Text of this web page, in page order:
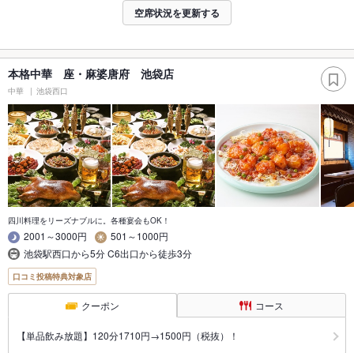
空席状況を更新する
本格中華 座・麻婆唐府 池袋店
中華 池袋西口
四川料理をリーズナブルに。各種宴会もOK！
2001～3000円
501～1000円
池袋駅西口から5分 C6出口から徒歩3分
口コミ投稿特典対象店
クーポン コース
【単品飲み放題】120分1710円→1500円（税抜）！